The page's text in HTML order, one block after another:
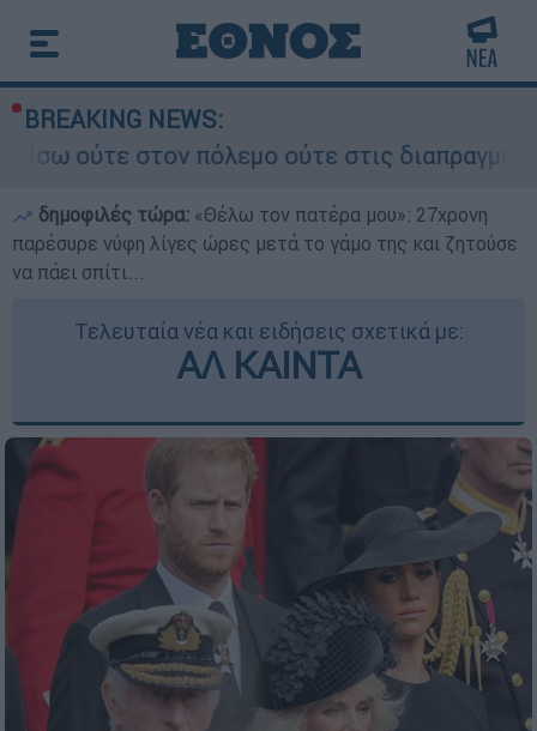
BREAKING NEWS:
πόλεμο ούτε στις διαπραγματεύσεις» - Οι
δημοφιλές τώρα: «Θέλω τον πατέρα μου»: 27χρονη
παρέσυρε νύφη λίγες ώρες μετά το γάμο της και ζητούσε
να πάει σπίτι...
Τελευταία νέα και ειδήσεις σχετικά με:
ΑΛ ΚΑΙΝΤΑ